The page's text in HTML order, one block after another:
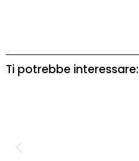
Ti potrebbe interessare: